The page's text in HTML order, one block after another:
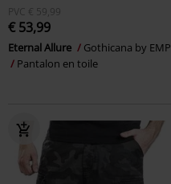
PVC € 59,99
€ 53,99
Eternal Allure
Gothicana by EMP
Pantalon en toile